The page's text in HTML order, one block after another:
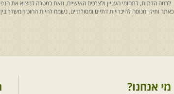
לרמה הדתית, לתחומי העניין ולצרכים האישיים, וזאת במטרה למצוא את
כאתר ותיק ומנוסה להיכרויות דתיים ומסורתיים, נשמח להיות החוט
מי אנחנו?